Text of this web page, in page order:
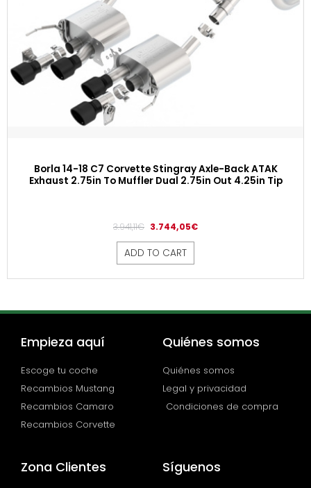
Borla 14-18 C7 Corvette Stingray Axle-Back ATAK
Exhaust 2.75in To Muffler Dual 2.75in Out 4.25in Tip
3.941,11€ 3.744,05€
ADD TO CART
Empieza aquí
Escoge tu coche
Recambios Mustang
Recambios Camaro
Recambios Corvette
Quiénes somos
Quiénes somos
Legal y privacidad
Condiciones de compra
Zona Clientes Síguenos